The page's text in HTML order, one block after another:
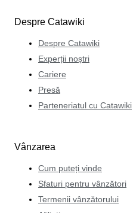
Despre Catawiki
Despre Catawiki
Experții noștri
Cariere
Presă
Parteneriatul cu Catawiki
Vânzarea
Cum puteți vinde
Sfaturi pentru vânzători
Termenii vânzătorului